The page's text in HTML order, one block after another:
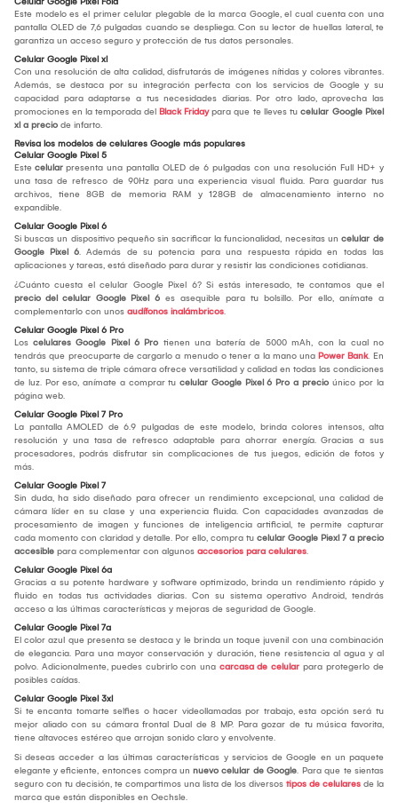
Este modelo es el primer celular plegable de la marca Google, el cual cuenta con una
pantalla OLED de 7,6 pulgadas cuando se despliega. Con su lector de huellas lateral, te
garantiza un acceso seguro y protección de tus datos personales.
Celular Google Pixel xl
Con una resolución de alta calidad, disfrutarás de imágenes nítidas y colores vibrantes.
Además, se destaca por su integración perfecta con los servicios de Google y su
capacidad para adaptarse a tus necesidades diarias. Por otro lado, aprovecha las
promociones en la temporada del Black Fridaypara que te lleves tu celular Google Pixel
xl a precio de infarto.
Revisa los modelos de celulares Google más populares
Celular Google Pixel 5
Este celular presenta una pantalla OLED de 6 pulgadas con una resolución Full HD+ y
una tasa de refresco de 90Hz para una experiencia visual fluida. Para guardar tus
archivos, tiene 8GB de memoria RAM y 128GB de almacenamiento interno no
expandible.
Celular Google Pixel 6
Si buscas un dispositivo pequeño sin sacrificar la funcionalidad, necesitas un celular de
Google Pixel 6. Además de su potencia para una respuesta rápida en todas las
aplicaciones y tareas, está diseñado para durar y resistir las condiciones cotidianas.
¿Cuánto cuesta el celular Google Pixel 6? Si estás interesado, te contamos que el
precio del celular Google Pixel 6 es asequible para tu bolsillo. Por ello, anímate a
complementarlo con unos audífonos inalámbricos.
Celular Google Pixel 6 Pro
Los celulares Google Pixel 6 Pro tienen una batería de 5000 mAh, con la cual no
tendrás que preocuparte de cargarlo a menudo o tener a la mano una Power Bank. En
tanto, su sistema de triple cámara ofrece versatilidad y calidad en todas las condiciones
de luz. Por eso, anímate a comprar tu celular Google Pixel 6 Pro a precio único por la
página web.
Celular Google Pixel 7 Pro
La pantalla AMOLED de 6.9 pulgadas de este modelo, brinda colores intensos, alta
resolución y una tasa de refresco adaptable para ahorrar energía. Gracias a sus
procesadores, podrás disfrutar sin complicaciones de tus juegos, edición de fotos y
más.
Celular Google Pixel 7
Sin duda, ha sido diseñado para ofrecer un rendimiento excepcional, una calidad de
cámara líder en su clase y una experiencia fluida. Con capacidades avanzadas de
procesamiento de imagen y funciones de inteligencia artificial, te permite capturar
cada momento con claridad y detalle. Por ello, compra tu celular Google Piexl 7 a precio
accesible para complementar con algunos accesorios para celulares.
Celular Google Pixel 6a
Gracias a su potente hardware y software optimizado, brinda un rendimiento rápido y
fluido en todas tus actividades diarias. Con su sistema operativo Android, tendrás
acceso a las últimas características y mejoras de seguridad de Google.
Celular Google Pixel 7a
El color azul que presenta se destaca y le brinda un toque juvenil con una combinación
de elegancia. Para una mayor conservación y duración, tiene resistencia al agua y al
polvo. Adicionalmente, puedes cubrirlo con una carcasa de celular para protegerlo de
posibles caídas.
Celular Google Pixel 3xl
Si te encanta tomarte selfies o hacer videollamadas por trabajo, esta opción será tu
mejor aliado con su cámara frontal Dual de 8 MP. Para gozar de tu música favorita,
tiene altavoces estéreo que arrojan sonido claro y envolvente.
Si deseas acceder a las últimas características y servicios de Google en un paquete
elegante y eficiente, entonces compra un nuevo celular de Google. Para que te sientas
seguro con tu decisión, te compartimos una lista de los diversos tipos de celulares de la
marca que están disponibles en Oechsle.